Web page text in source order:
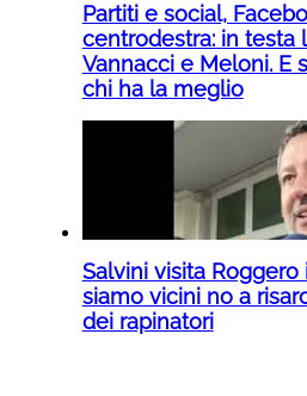
Partiti e social,
centrodestra: in testa
Vannacci e Meloni. E
chi ha la meglio
Salvini visita Roggero
siamo vicini no a
dei rapinatori